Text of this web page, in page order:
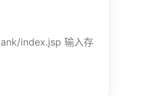
index.jsp 输入存